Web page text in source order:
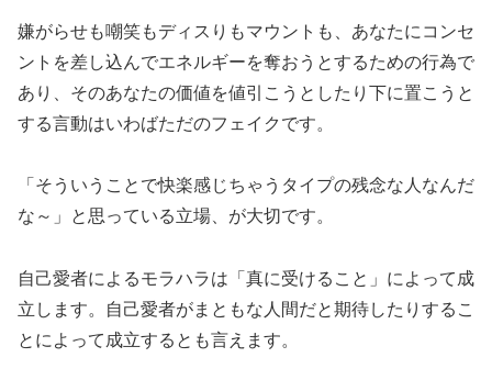
嫌がらせも嘲笑もディスりもマウントも、あなたにコンセ
ントを差し込んでエネルギーを奪おうとするための行為で
あり、そのあなたの価値を値引こうとしたり下に置こうと
する言動はいわばただのフェイクです。
「そういうことで快楽感じちゃうタイプの残念な人なんだ
な～」と思っている立場、が大切です。
自己愛者によるモラハラは「真に受けること」によって成
立します。自己愛者がまともな人間だと期待したりするこ
とによって成立するとも言えます。